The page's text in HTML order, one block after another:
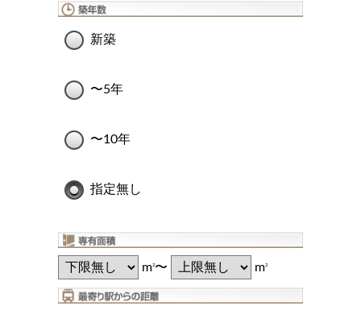
新築
〜5年
〜10年
指定無し
m2〜 m2